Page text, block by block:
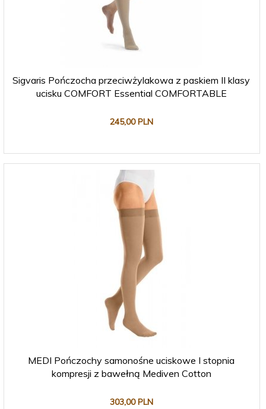
Sigvaris Pończocha przeciwżylakowa z paskiem II klasy
ucisku COMFORT Essential COMFORTABLE
245,00 PLN
MEDI Pończochy samonośne uciskowe I stopnia
kompresji z bawełną Mediven Cotton
303,00 PLN